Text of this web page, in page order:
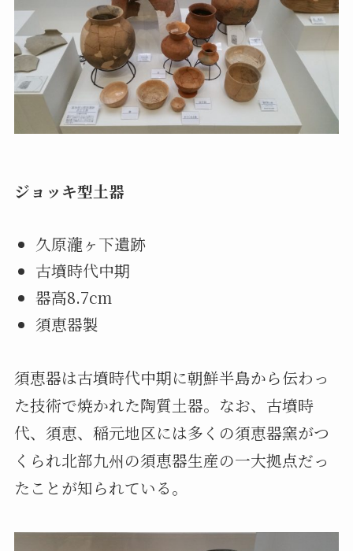
ジョッキ型土器
久原瀧ヶ下遺跡
古墳時代中期
器高8.7cm
須恵器製
須恵器は古墳時代中期に朝鮮半島から伝わっ
た技術で焼かれた陶質土器。なお、古墳時
代、須恵、稲元地区には多くの須恵器窯がつ
くられ北部九州の須恵器生産の一大拠点だっ
たことが知られている。